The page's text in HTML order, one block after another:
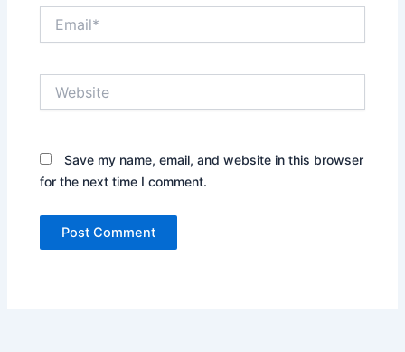
Save my name, email, and website in this browser
for the next time I comment.